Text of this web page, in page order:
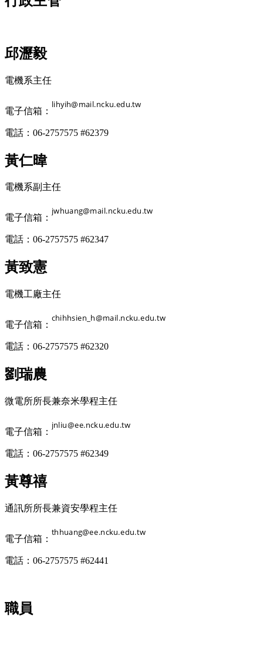
邱瀝毅
電機系主任
電子信箱：
電話：06-2757575 #62379
黃仁暐
電機系副主任
電子信箱：
電話：06-2757575 #62347
黃致憲
電機工廠主任
電子信箱：
電話：06-2757575 #62320
劉瑞農
微電所所長兼奈米學程主任
電子信箱：
電話：06-2757575 #62349
黃尊禧
通訊所所長兼資安學程主任
電子信箱：
電話：06-2757575 #62441
職員